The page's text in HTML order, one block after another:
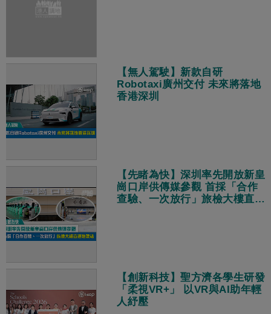
【無人駕駛】新款自研
Robotaxi廣州交付 未來將落地
香港深圳
【先睹為快】深圳率先開放新皇
崗口岸供傳媒參觀 首採「合作
查驗、一次放行」旅檢大樓直連
【創新科技】聖方濟各學生研發
「柔視VR+」 以VR與AI助年輕
人紓壓